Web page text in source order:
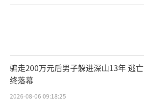
骗走200万元后男子躲进深山13年 逃亡
终落幕
2026-08-06 09:18:25